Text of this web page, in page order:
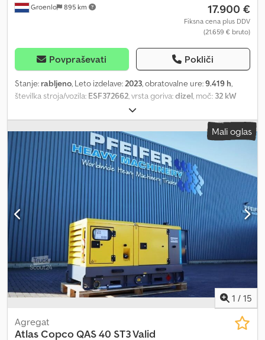
Groenlo 895 km 17.900 €
Fiksna cena plus DDV
(21.659 € bruto)
Povpraševati Pokliči
Stanje: rabljeno, Leto izdelave:2023, obratovalne ure:9.419 h,
številka stroja/vozila: ESF372662, vrsta goriva:dizel, moč: 32 kW
, proizvajalec motorjev:Kubota
Gradbeništvo Lastna teža: 1.039 kg Moč generatorja: 40 kVA
Dimenzije tovornega prostora: 245 x 110 x 148 cm Za več informacij
kontaktirajte PFEIFER GROUP. Csdpfx Aoza Rygshboha
Mali oglas
1 / 15
Agregat
Atlas CopcoQAS 40 ST3 Valid